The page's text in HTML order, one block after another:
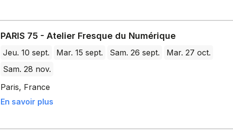
PARIS 75 - Atelier Fresque du Numérique
Jeu. 10 sept. Mar. 15 sept. Sam. 26 sept.
Mar. 27 oct.
Sam. 28 nov.
Paris, France
En savoir plus